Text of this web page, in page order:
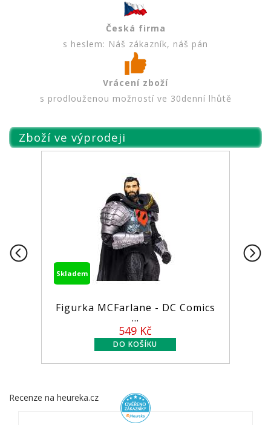
Česká firma
s heslem: Náš zákazník, náš pán
Vrácení zboží
s prodlouženou možností ve 30denní lhůtě
Zboží ve výprodeji
Skladem
Figurka MCFarlane - DC Comics
549 Kč
Recenze na heureka.cz